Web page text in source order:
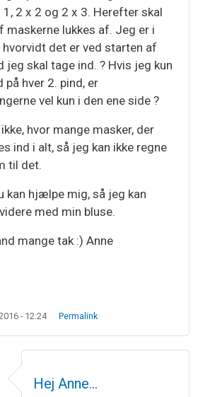
1, 2 x 2 og 2 x 3. Herefter skal
maskerne lukkes af. Jeg er i
hvorvidt det er ved starten af
jeg skal tage ind. ? Hvis jeg kun
på hver 2. pind, er
vel kun i den ene side ?
hvor mange masker, der
ind i alt, så jeg kan ikke regne
til det.
kan hjælpe mig, så jeg kan
med min bluse.
mange tak :) Anne
- 12:24 Permalink
Hej Anne…